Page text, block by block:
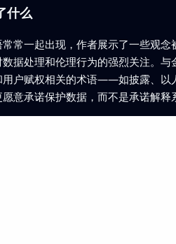
什么
常一起出现，作者展示了一些观念
据处理和伦理行为的强烈关注。
用户赋权相关的术语——如披露、
意承诺保护数据，而不是承诺解释